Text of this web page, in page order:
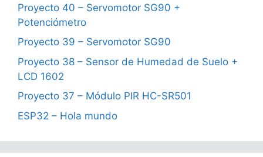
Proyecto 40 – Servomotor SG90 +
Potenciómetro
Proyecto 39 – Servomotor SG90
Proyecto 38 – Sensor de Humedad de Suelo +
LCD 1602
Proyecto 37 – Módulo PIR HC-SR501
ESP32 – Hola mundo